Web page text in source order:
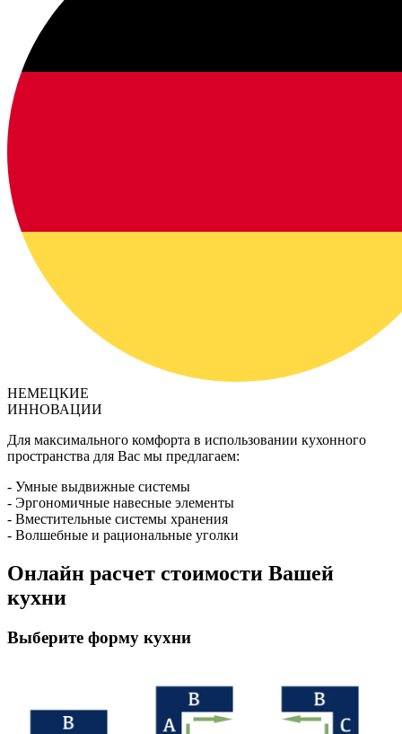
НЕМЕЦКИЕ
ИННОВАЦИИ
Для максимального комфорта в использовании кухонного
пространства для Вас мы предлагаем:
- Умные выдвижные системы
- Эргономичные навесные элементы
- Вместительные системы хранения
- Волшебные и рациональные уголки
Онлайн расчет стоимости Вашей
кухни
Выберите форму кухни